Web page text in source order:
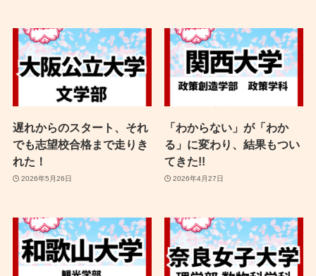
遅れからのスタート、それ
でも志望校合格まで走りき
れた！
2026年5月26日
「わからない」が「わか
る」に変わり、結果もつい
てきた!!
2026年4月27日